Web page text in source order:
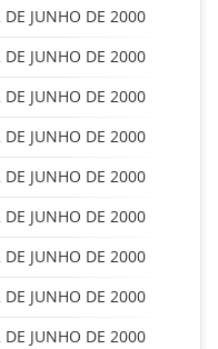
DE JUNHO DE 2000
DE JUNHO DE 2000
DE JUNHO DE 2000
DE JUNHO DE 2000
DE JUNHO DE 2000
DE JUNHO DE 2000
DE JUNHO DE 2000
DE JUNHO DE 2000
DE JUNHO DE 2000